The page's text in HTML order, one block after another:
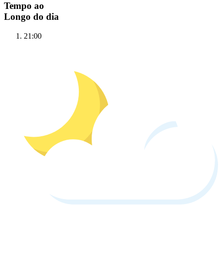
Tempo ao
Longo do dia
21:00